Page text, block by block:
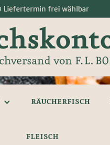
Liefertermin frei wählbar
RÄUCHERFISCH
FLEISCH